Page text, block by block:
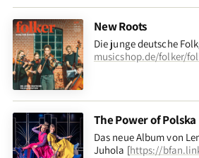
New Roots
Die junge deutsche
musicshop.de/folker/
The Power of Polska
Das neue Album von
Juhola [https://